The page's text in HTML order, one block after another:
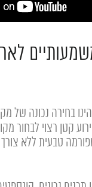
בחירה נכונה של
קטן רצוי לבחור
טבעית ללא